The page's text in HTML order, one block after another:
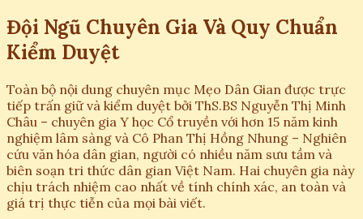
Đội Ngũ Chuyên Gia Và Quy Chuẩn
Kiểm Duyệt
Toàn bộ nội dung chuyên mục Mẹo Dân Gian được trực
tiếp trấn giữ và kiểm duyệt bởi ThS.BS Nguyễn Thị Minh
Châu – chuyên gia Y học Cổ truyền với hơn 15 năm kinh
nghiệm lâm sàng và Cô Phan Thị Hồng Nhung – Nghiên
cứu văn hóa dân gian, người có nhiều năm sưu tầm và
biên soạn tri thức dân gian Việt Nam. Hai chuyên gia này
chịu trách nhiệm cao nhất về tính chính xác, an toàn và
giá trị thực tiễn của mọi bài viết.